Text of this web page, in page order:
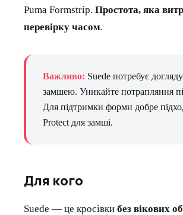
Puma Formstrip. Простота, яка
перевірку часом.
Важливо: Suede потребує
замшею. Уникайте потрапляння
Для підтримки форми добре
Protect для замші.
Для кого
Suede — це кросівки без вікових